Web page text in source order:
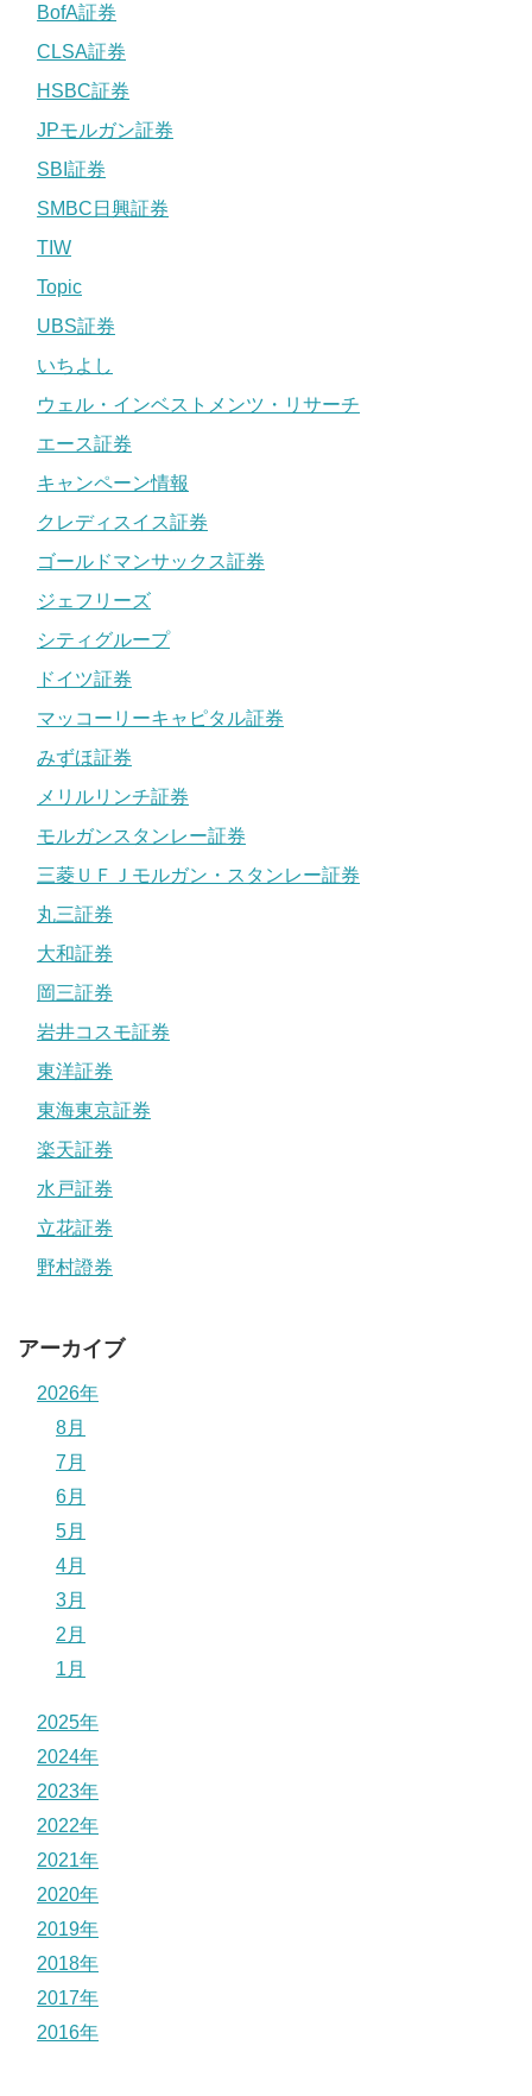
BofA証券
CLSA証券
HSBC証券
JPモルガン証券
SBI証券
SMBC日興証券
TIW
Topic
UBS証券
いちよし
ウェル・インベストメンツ・リサーチ
エース証券
キャンペーン情報
クレディスイス証券
ゴールドマンサックス証券
ジェフリーズ
シティグループ
ドイツ証券
マッコーリーキャピタル証券
みずほ証券
メリルリンチ証券
モルガンスタンレー証券
三菱ＵＦＪモルガン・スタンレー証券
丸三証券
大和証券
岡三証券
岩井コスモ証券
東洋証券
東海東京証券
楽天証券
水戸証券
立花証券
野村證券
アーカイブ
2026年
8月
7月
6月
5月
4月
3月
2月
1月
2025年
2024年
2023年
2022年
2021年
2020年
2019年
2018年
2017年
2016年